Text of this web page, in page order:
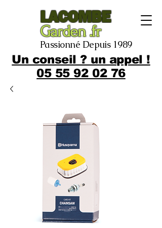
LACOMBE
Garden .fr
Passionné Depuis 1989
Un conseil ? un appel !
05 55 92 02 76